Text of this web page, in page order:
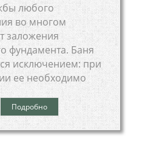
любого
во многом
заложения
фундамента. Баня
исключением: при
ее необходимо
Подробно